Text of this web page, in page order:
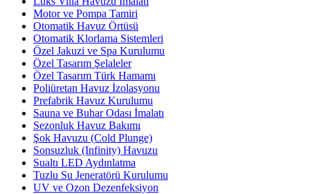
Motor ve Pompa Tamiri
Otomatik Havuz Örtüsü
Otomatik Klorlama Sistemleri
Özel Jakuzi ve Spa Kurulumu
Özel Tasarım Şelaleler
Özel Tasarım Türk Hamamı
Poliüretan Havuz İzolasyonu
Prefabrik Havuz Kurulumu
Sauna ve Buhar Odası İmalatı
Sezonluk Havuz Bakımı
Şok Havuzu (Cold Plunge)
Sonsuzluk (Infinity) Havuzu
Sualtı LED Aydınlatma
Tuzlu Su Jeneratörü Kurulumu
UV ve Ozon Dezenfeksiyon